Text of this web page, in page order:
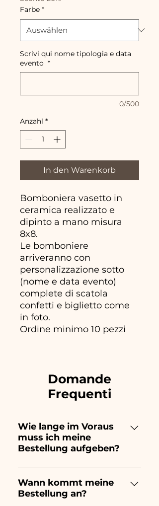
Farbe *
Scrivi qui nome tipologia e data
evento *
0/500
Anzahl *
In den Warenkorb
Bomboniera vasetto in
ceramica realizzato e
dipinto a mano misura
8x8.
Le bomboniere
arriveranno con
personalizzazione sotto
(nome e data evento)
complete di scatola
confetti e biglietto come
in foto.
Ordine minimo 10 pezzi
Domande
Frequenti
Wie lange im Voraus
muss ich meine
Bestellung aufgeben?
Ceramiche Ania kreiert und
bemalt vollständig von Hand,
daher dauert ihre Herstellung
Wann kommt meine
Bestellung an?